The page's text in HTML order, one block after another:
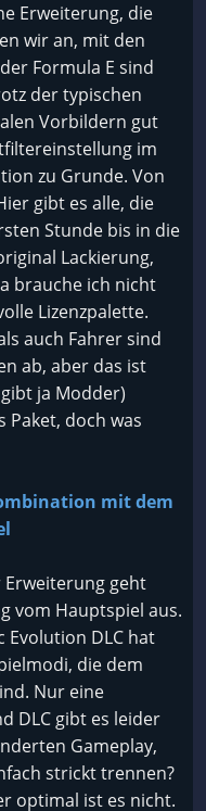
Erweiterung, die
wir an, mit den
Formula E sind
der typischen
Vorbildern gut
im
zu Grunde. Von
gibt es alle, die
Stunde bis in die
Lackierung,
brauche ich nicht
Lizenzpalette.
auch Fahrer sind
ab, aber das ist
ja Modder)
Paket, doch was
mit dem
geht
vom Hauptspiel aus.
Evolution DLC hat
die dem
Nur eine
DLC gibt es leider
Gameplay,
strickt trennen?
optimal ist es nicht.